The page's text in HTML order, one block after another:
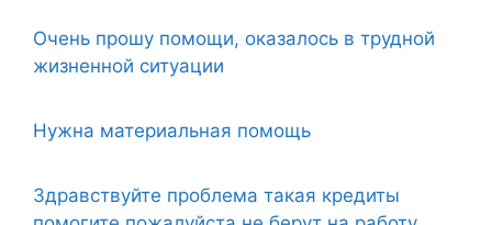
Очень прошу помощи, оказалось в трудной
жизненной ситуации
Нужна материальная помощь
Здравствуйте проблема такая кредиты